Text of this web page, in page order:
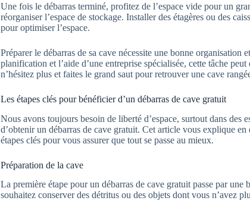
Une fois le débarras terminé, profitez de l’espace vide pour un
réorganiser l’espace de stockage. Installer des étagères ou des
pour optimiser l’espace.
Préparer le débarras de sa cave nécessite une bonne organisation
planification et l’aide d’une entreprise spécialisée, cette tâche
n’hésitez plus et faites le grand saut pour retrouver une cave
Les étapes clés pour bénéficier d’un débarras de cave gratuit
Nous avons toujours besoin de liberté d’espace, surtout dans des
d’obtenir un débarras de cave gratuit. Cet article vous explique
étapes clés pour vous assurer que tout se passe au mieux.
Préparation de la cave
La première étape pour un débarras de cave gratuit passe par
souhaitez conserver des détritus ou des objets dont vous n’avez